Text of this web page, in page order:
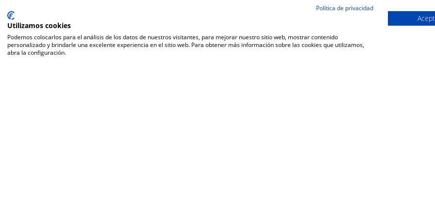
Política de privacidad
Utilizamos cookies
Podemos colocarlos para el análisis de los datos de nuestros visitantes, para mejorar nuestro sitio web, mostrar contenido
personalizado y brindarle una excelente experiencia en el sitio web. Para obtener más información sobre las cookies que utilizamos,
abra la configuración.